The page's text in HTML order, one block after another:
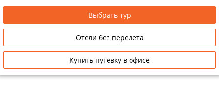
Выбрать тур
Отели без перелета
Купить путевку в офисе
Сетевые отели Таиланда
Сетевые отели Шри Ланки
Сетевые отели Вьетнама